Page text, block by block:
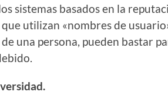
sistemas basados en la
utilizan «nombres de
una persona, pueden bastar